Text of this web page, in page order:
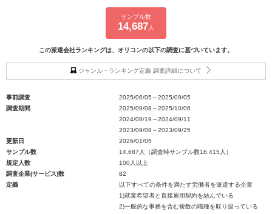
サンプル数
14,687 人
この派遣会社ランキングは、オリコンの以下の調査に基づいています。
ジャンル・ランキング定義 調査詳細について
事前調査
2025/06/05～2025/09/05
調査期間
2025/09/08～2025/10/06
2024/08/19～2024/09/11
2023/09/08～2023/09/25
更新日
2026/01/05
サンプル数
14,687人（調査時サンプル数16,415人）
規定人数
100人以上
調査企業(サービス)数
82
定義
以下すべての条件を満たす労働者を派遣する企業
1)就業希望者と直接雇用契約を結んでいる
2)一般的な事務を含む複数の職種を取り扱っている